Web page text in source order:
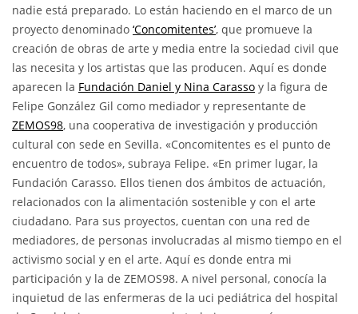
nadie está preparado. Lo están haciendo en el marco de un
proyecto denominado ‘Concomitentes’, que promueve la
creación de obras de arte y media entre la sociedad civil que
las necesita y los artistas que las producen. Aquí es donde
aparecen la Fundación Daniel y Nina Carasso y la figura de
Felipe González Gil como mediador y representante de
ZEMOS98, una cooperativa de investigación y producción
cultural con sede en Sevilla. «Concomitentes es el punto de
encuentro de todos», subraya Felipe. «En primer lugar, la
Fundación Carasso. Ellos tienen dos ámbitos de actuación,
relacionados con la alimentación sostenible y con el arte
ciudadano. Para sus proyectos, cuentan con una red de
mediadores, de personas involucradas al mismo tiempo en el
activismo social y en el arte. Aquí es donde entra mi
participación y la de ZEMOS98. A nivel personal, conocía la
inquietud de las enfermeras de la uci pediátrica del hospital